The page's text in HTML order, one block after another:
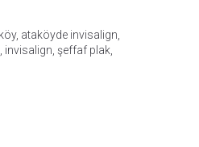
, ataköyde invisalign
invisalign şeffaf plak